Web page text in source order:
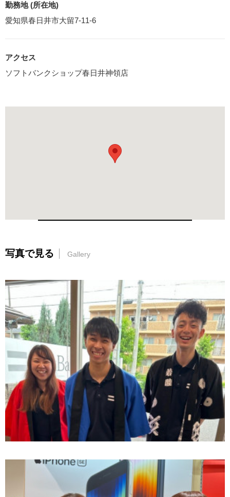
勤務地 (所在地)
愛知県春日井市大留7-11-6
アクセス
ソフトバンクショップ春日井神領店
写真で見る